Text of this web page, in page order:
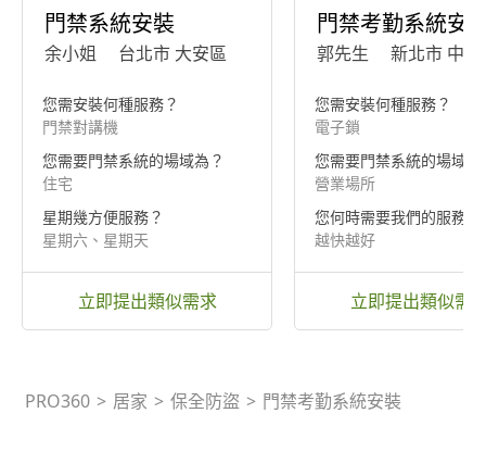
門禁系統安裝
余小姐 台北市 大安區
您需安裝何種服務？
門禁對講機
您需要門禁系統的場域為？
住宅
星期幾方便服務？
星期六、星期天
立即提出類似需求
門禁考勤系統安
郭先生 新北市 中和
您需安裝何種服務？
電子鎖
您需要門禁系統的場域為
營業場所
您何時需要我們的服務？
越快越好
立即提出類似需
PRO360 > 居家 > 保全防盜 > 門禁考勤系統安裝